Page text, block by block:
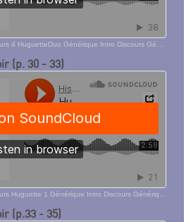
4 HuguetteDuo Générique Intro Discours Générique
(p. 30 - 33)
Huguette 1 Générique Intro Discours Générique
(p.33 - 35)